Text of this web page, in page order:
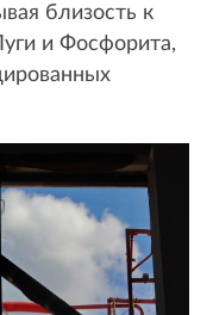
близость к
и Фосфорита,